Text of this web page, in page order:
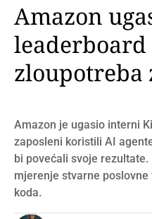
PRETPLATI SE
Amazon
zloupotreba
Amazon je ugasio interni
zaposleni koristili AI
bi povećali svoje
mjerenje stvarne
koda.